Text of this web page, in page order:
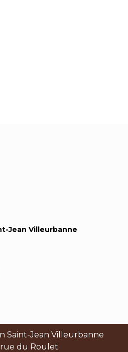
Jean Villeurbanne
Saint-Jean Villeurbanne
du Roulet